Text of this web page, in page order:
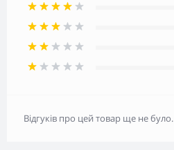
Відгуків про цей товар ще не було.